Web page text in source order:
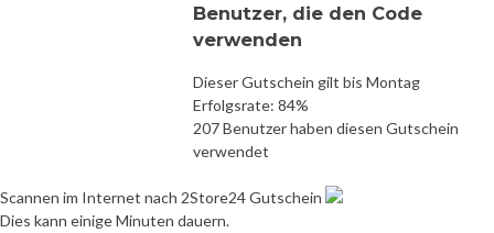
Benutzer, die den Code
verwenden
Dieser Gutschein gilt bis Montag
Erfolgsrate: 84%
207 Benutzer haben diesen Gutschein
verwendet
Scannen im Internet nach 2Store24 Gutschein
Dies kann einige Minuten dauern.